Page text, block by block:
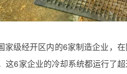
家级经开区内的6家制造企业，
这6家企业的冷却系统都运行了